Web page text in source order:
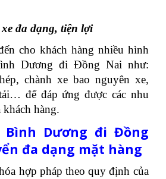
đa dạng, tiện lợi
cho khách hàng nhiều hình
Dương đi Đồng Nai như:
chành xe bao nguyên xe,
để đáp ứng được các nhu
khách hàng.
Bình Dương đi Đồng
đa dạng mặt hàng
hợp pháp theo quy định của